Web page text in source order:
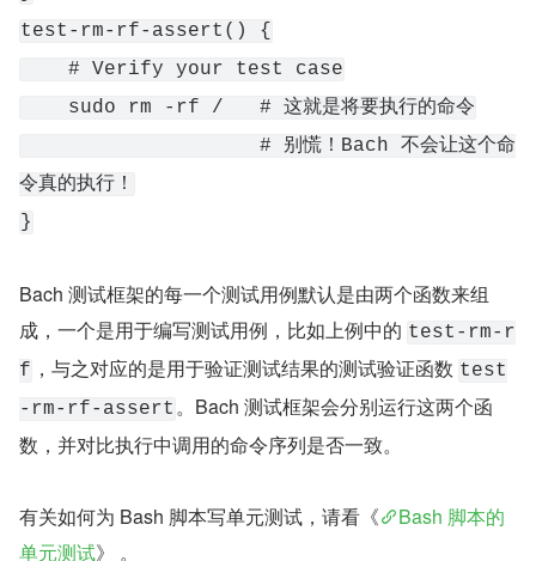
test-rm-rf-assert() {
    # Verify your test case
    sudo rm -rf /   # 这就是将要执行的命令
令真的执行！
}
Bach 测试框架的每一个测试用例默认是由两个函数来组
成，一个是用于编写测试用例，比如上例中的 test-rm-r
f ，与之对应的是用于验证测试结果的测试验证函数 test
-rm-rf-assert 。Bach 测试框架会分别运行这两个函
数，并对比执行中调用的命令序列是否一致。
有关如何为 Bash 脚本写单元测试，请看《
Bash 脚本的
单元测试》 。